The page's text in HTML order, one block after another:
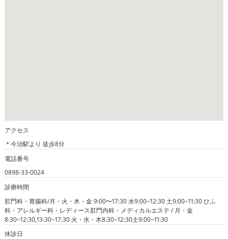
アクセス
＊今治駅より 徒歩8分
電話番号
0898-33-0024
診療時間
肛門科・胃腸科/月・火・木・金 9:00〜17:30 水9:00~12:30 土9:00~11:30 ひふ
科・アレルギー科・レディース肛門内科・メディカルエステ / 月・金
8:30~12:30,13:30~17:30 火・水・木8:30~12:30土9:00~11:30
休診日